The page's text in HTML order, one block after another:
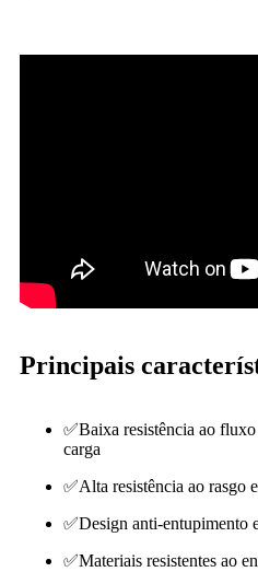
Principais
✅Baixa resistência ao
carga
✅Alta resistência ao rasgo
✅Design anti-entupimento
✅Materiais resistentes ao